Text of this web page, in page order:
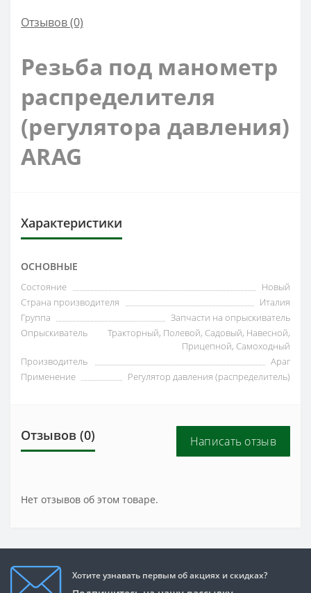
Отзывов (0)
Резьба под манометр
распределителя
(регулятора давления)
ARAG
Характеристики
ОСНОВНЫЕ
Состояние
Новый
Страна производителя
Италия
Группа
Запчасти на опрыскиватель
Опрыскиватель
Тракторный, Полевой, Садовый, Навесной,
Прицепной, Самоходный
Производитель
Араг
Применение
Регулятор давления (распределитель)
Отзывов (0) Написать отзыв
Нет отзывов об этом товаре.
Хотите узнавать первым об акциях и скидках?